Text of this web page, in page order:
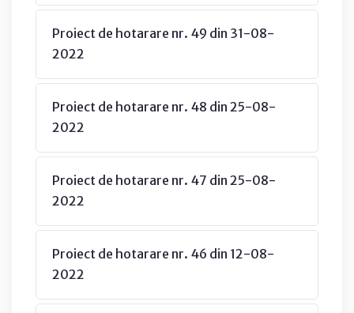
Proiect de hotarare nr. 49 din 31-08-
2022
Proiect de hotarare nr. 48 din 25-08-
2022
Proiect de hotarare nr. 47 din 25-08-
2022
Proiect de hotarare nr. 46 din 12-08-
2022